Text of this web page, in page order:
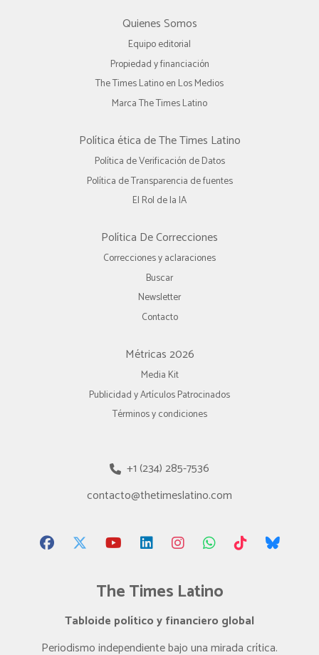
Quienes Somos
Equipo editorial
Propiedad y financiación
The Times Latino en Los Medios
Marca The Times Latino
Política ética de The Times Latino
Política de Verificación de Datos
Política de Transparencia de fuentes
El Rol de la IA
Política De Correcciones
Correcciones y aclaraciones
Buscar
Newsletter
Contacto
Métricas 2026
Media Kit
Publicidad y Artículos Patrocinados
Términos y condiciones
The Times Latino
Tabloide político y financiero global
Periodismo independiente bajo una mirada crítica.
+1 (234) 285-7536
contacto@thetimeslatino.com